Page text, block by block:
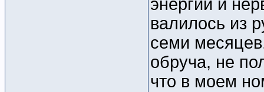
энергии и
валилось из
семи
обруча, не
что в моем